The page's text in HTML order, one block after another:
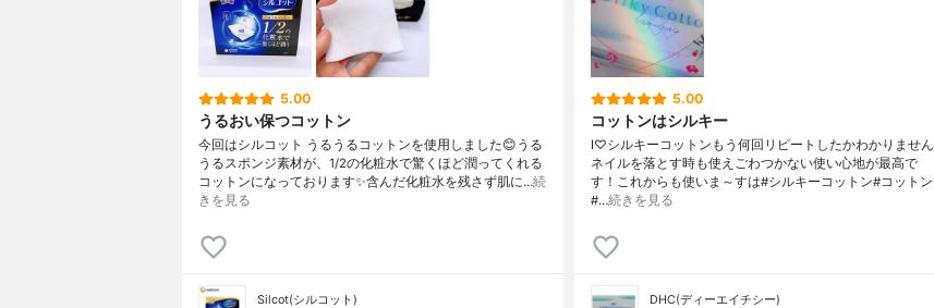
5.00
うるおい保つコットン
今回はシルコット うるうるコットンを使用しました😊うる
うるスポンジ素材が、1/2の化粧水で驚くほど潤ってくれる
コットンになっております✨含んだ化粧水を残さず肌に…続
きを見る
Silcot(シルコット)
5.00
コットンはシルキー
I♡シルキーコットンもう何回リピートしたかわかりません
ネイルを落とす時も使えごわつかない使い心地が最高で
す！これからも使いま～すは#シルキーコットン#コットン
#…続きを見る
DHC(ディーエイチシー)